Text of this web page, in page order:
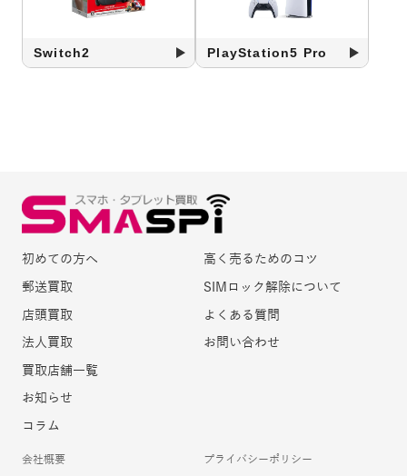
Switch2 PlayStation5 Pro
初めての方へ
郵送買取
店頭買取
法人買取
買取店舗一覧
お知らせ
コラム
高く売るためのコツ
SIMロック解除について
よくある質問
お問い合わせ
会社概要 プライバシーポリシー